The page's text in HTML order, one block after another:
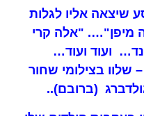
שיצאה אליו לגלות
מיפן"…. "אלה קרי
ועוד ועוד…
שלוו בצילומי שחור
(ברובם)..